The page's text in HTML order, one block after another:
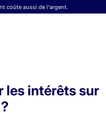
coûte aussi de l'argent.
les intérêts sur